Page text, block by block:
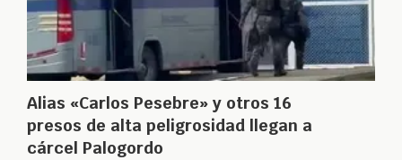
Alias «Carlos Pesebre» y otros 16
presos de alta peligrosidad llegan a
cárcel Palogordo